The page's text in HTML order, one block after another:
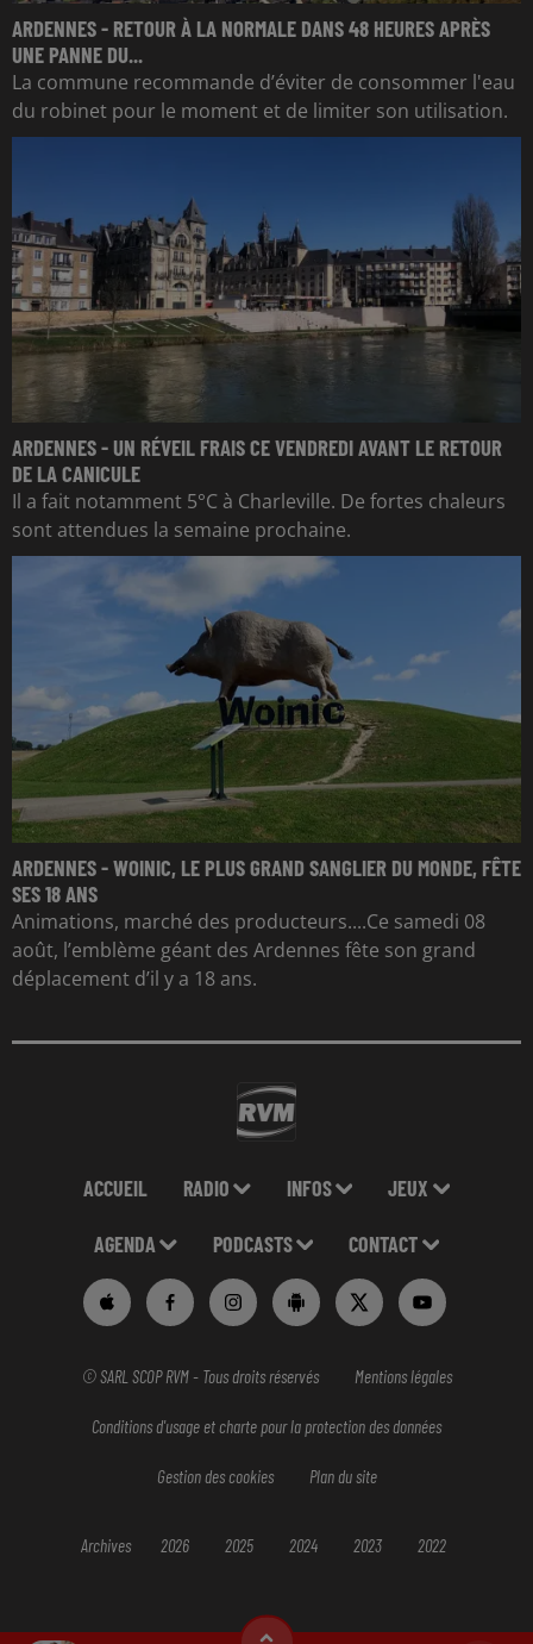
ARDENNES - RETOUR À LA NORMALE DANS 48 HEURES APRÈS
UNE PANNE DU...
La commune recommande d’éviter de consommer l'eau
du robinet pour le moment et de limiter son utilisation.
ARDENNES - UN RÉVEIL FRAIS CE VENDREDI AVANT LE RETOUR
DE LA CANICULE
Il a fait notamment 5°C à Charleville. De fortes chaleurs
sont attendues la semaine prochaine.
ARDENNES - WOINIC, LE PLUS GRAND SANGLIER DU MONDE, FÊTE
SES 18 ANS
Animations, marché des producteurs....Ce samedi 08
août, l’emblème géant des Ardennes fête son grand
déplacement d’il y a 18 ans.
ACCUEIL RADIO INFOS JEUX
AGENDA PODCASTS CONTACT
© SARL SCOP RVM - Tous droits réservés Mentions légales
Conditions d'usage et charte pour la protection des données
Gestion des cookies Plan du site
Archives 2026 2025 2024 2023 2022